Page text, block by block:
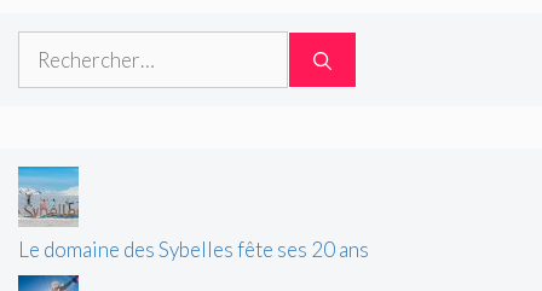
Le domaine des Sybelles fête ses 20 ans